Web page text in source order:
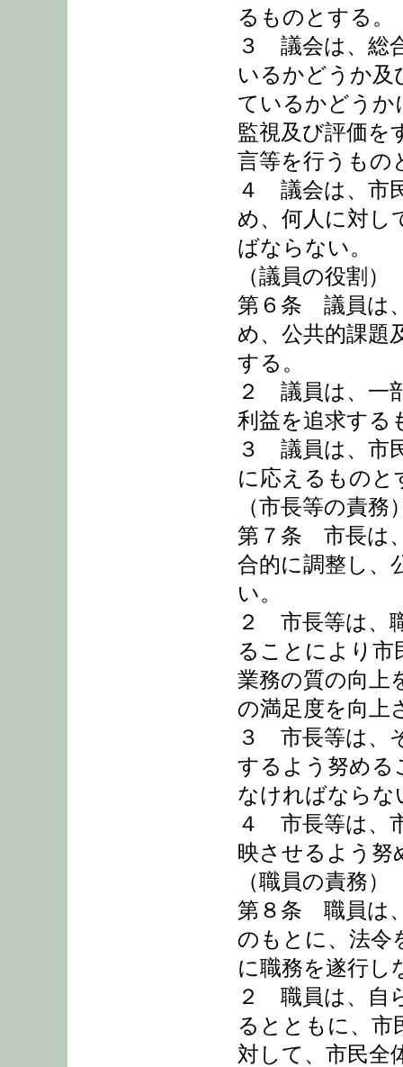
るものとする。
３ 議会は、総
いるかどうか及
ているかどうか
監視及び評価を
言等を行うもの
４ 議会は、市
め、何人に対し
ばならない。
（議員の役割）
第６条 議員は
め、公共的課題
する。
２ 議員は、一
利益を追求する
３ 議員は、市
に応えるものと
（市長等の責務
第７条 市長は
合的に調整し、
い。
２ 市長等は、
ることにより市
業務の質の向上
の満足度を向上
３ 市長等は、
するよう努める
なければならな
４ 市長等は、
映させるよう努
（職員の責務）
第８条 職員は
のもとに、法令
に職務を遂行し
２ 職員は、自
るとともに、市
対して、市民全